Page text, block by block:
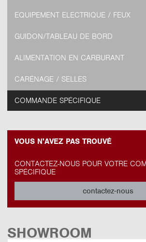
EQUIPEMENT ELECTRIQUE / FEUX
GUIDON/TABLEAU DE BORD
ALIMENTATION EN CARBURANT
CARÉNAGE / SELLES
COMMANDE SPÉCIFIQUE
VOUS N'AVEZ PAS TROUVÉ
CONTACTEZ-NOUS POUR VOTRE
SPÉCIFIQUE
contactez-nous
SHOWROOM